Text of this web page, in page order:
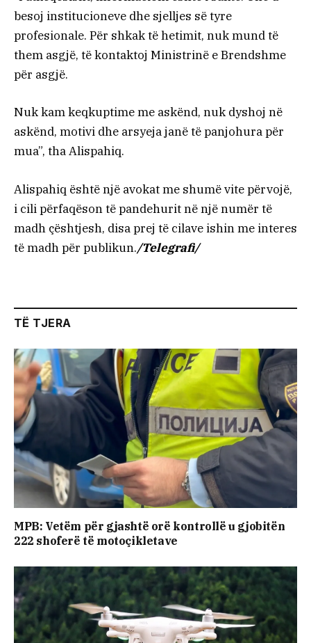
besoj institucioneve dhe sjelljes së tyre
profesionale. Për shkak të hetimit, nuk mund të
them asgjë, të kontaktoj Ministrinë e Brendshme
për asgjë.
Nuk kam keqkuptime me askënd, nuk dyshoj në
askënd, motivi dhe arsyeja janë të panjohura për
mua”, tha Alispahiq.
Alispahiq është një avokat me shumë vite përvojë,
i cili përfaqëson të pandehurit në një numër të
madh çështjesh, disa prej të cilave ishin me interes
të madh për publikun./Telegrafi/
TË TJERA
MPB: Vetëm për gjashtë orë kontrollë u gjobitën
222 shoferë të motoçikletave